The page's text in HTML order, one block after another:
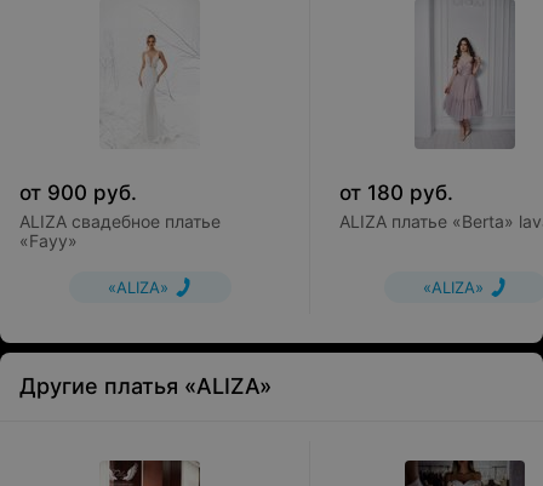
от 900 руб.
ALIZA свадебное платье
«Fayy»
«ALIZA»
от 180 руб.
ALIZA платье «Berta»
«ALIZA»
Другие платья «ALIZA»